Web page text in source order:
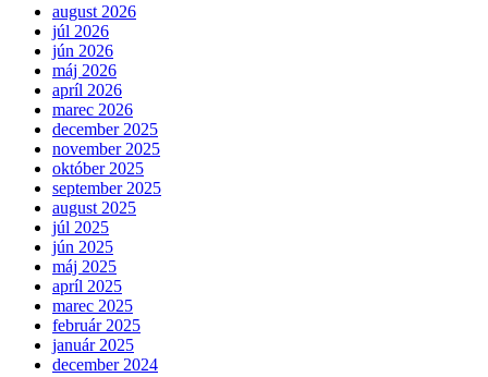
august 2026
júl 2026
jún 2026
máj 2026
apríl 2026
marec 2026
december 2025
november 2025
október 2025
september 2025
august 2025
júl 2025
jún 2025
máj 2025
apríl 2025
marec 2025
február 2025
január 2025
december 2024